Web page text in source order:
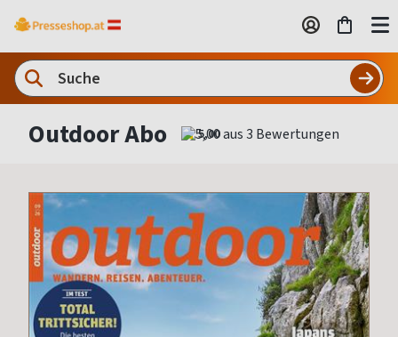
Outdoor Abo 5,00